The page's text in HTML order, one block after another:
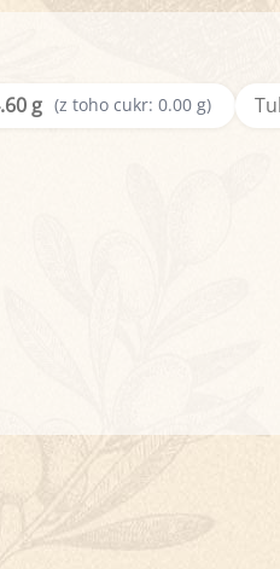
g (z toho cukr: 0.00 g)